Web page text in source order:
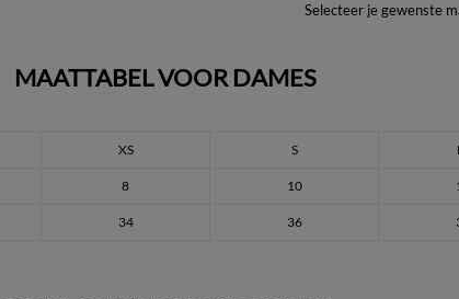
Selecteer je gewenste
MAATTABEL VOOR DAMES
XS S
8 10
34 36